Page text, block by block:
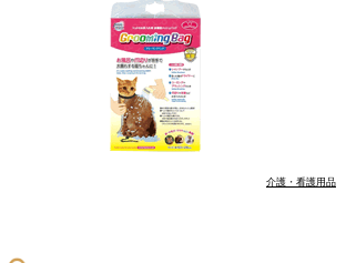
介護・看護用品